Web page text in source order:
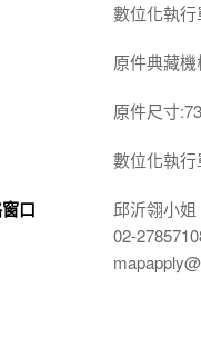
數位化執
原件典藏
原件尺寸
數位化執
口
邱沂翎小姐
02-